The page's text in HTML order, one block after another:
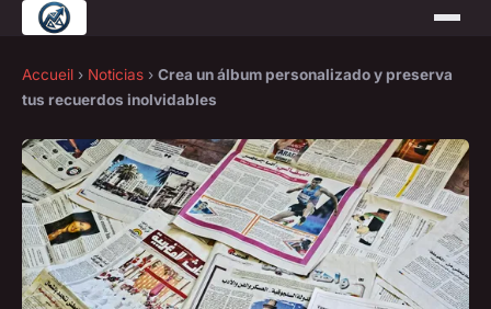
Accueil › Noticias › Crea un álbum personalizado y preserva
tus recuerdos inolvidables